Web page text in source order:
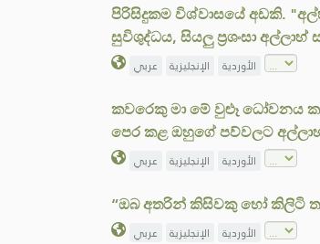
පිරිසිදුකම විශ්වාසයේ අඩකි.
සුවිශුද්ධය, සියලු ප්‍රශංසා
عربي الإنجليزية الأوردية
කවරෙකු මා මේ වුළූ ධෝවනය
පෙර කළ ඔහුගේ පව්වලට
عربي الإنجليزية الأوردية
“ඔබ අතරින් කිසිවකු හෝ කිලිටි
عربي الإنجليزية الأوردية